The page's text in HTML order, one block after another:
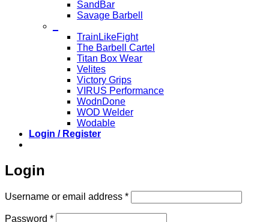
SandBar
Savage Barbell
TrainLikeFight
The Barbell Cartel
Titan Box Wear
Velites
Victory Grips
VIRUS Performance
WodnDone
WOD Welder
Wodable
Login / Register
Login
Username or email address *Required
Password *Required